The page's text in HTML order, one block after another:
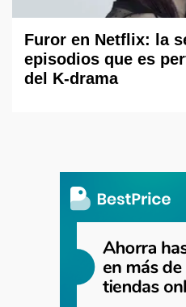
Furor en Netflix: la
episodios que es
del K-drama